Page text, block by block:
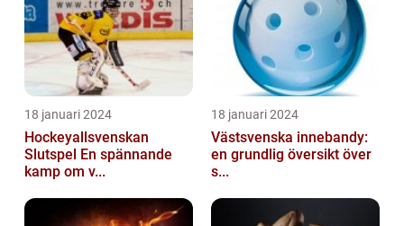
18 januari 2024
Hockeyallsvenskan
Slutspel En spännande
kamp om v...
18 januari 2024
Västsvenska innebandy:
en grundlig översikt över
s...